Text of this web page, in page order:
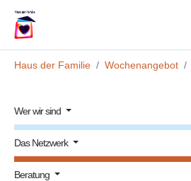
Haus der Familie
Wochenangebot
Wer wir sind
Das Netzwerk
Beratung